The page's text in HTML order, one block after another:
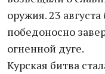
оружия. 23
победоносно
огненной дуге.
Курская битва